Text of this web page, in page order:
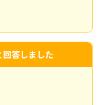
回答しました